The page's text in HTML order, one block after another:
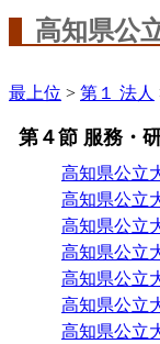
高知県公
最上位 > 第１ 法人
第４節 服務・
高知県公立
高知県公立
高知県公立
高知県公立
高知県公立
高知県公立
高知県公立